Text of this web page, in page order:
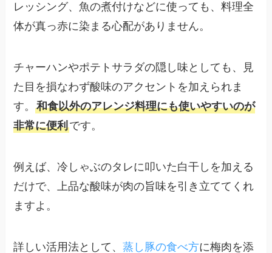
レッシング、魚の煮付けなどに使っても、料理全
体が真っ赤に染まる心配がありません。
チャーハンやポテトサラダの隠し味としても、見
た目を損なわず酸味のアクセントを加えられま
す。和食以外のアレンジ料理にも使いやすいのが
非常に便利です。
例えば、冷しゃぶのタレに叩いた白干しを加える
だけで、上品な酸味が肉の旨味を引き立ててくれ
ますよ。
詳しい活用法として、蒸し豚の食べ方に梅肉を添